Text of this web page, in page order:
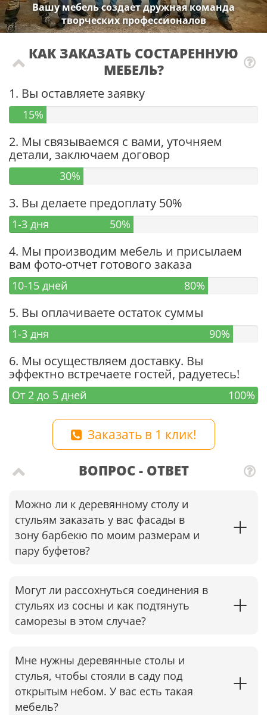
Вашу мебель создает дружная команда
творческих профессионалов
КАК ЗАКАЗАТЬ СОСТАРЕННУЮ
МЕБЕЛЬ?
1. Вы оставляете заявку
15%
2. Мы связываемся с вами, уточняем
детали, заключаем договор
30%
3. Вы делаете предоплату 50%
1-3 дня 50%
4. Мы производим мебель и присылаем
вам фото-отчет готового заказа
10-15 дней 80%
5. Вы оплачиваете остаток суммы
1-3 дня 90%
6. Мы осуществляем доставку. Вы
эффектно встречаете гостей, радуетесь!
От 2 до 5 дней 100%
Заказать в 1 клик!
ВОПРОС - ОТВЕТ
Можно ли к деревянному столу и
стульям заказать у вас фасады в
зону барбекю по моим размерам и
пару буфетов?
Могут ли рассохнуться соединения в
стульях из сосны и как подтянуть
саморезы в этом случае?​
Мне нужны деревянные столы и
стулья, чтобы стояли в саду под
открытым небом. У вас есть такая
мебель?